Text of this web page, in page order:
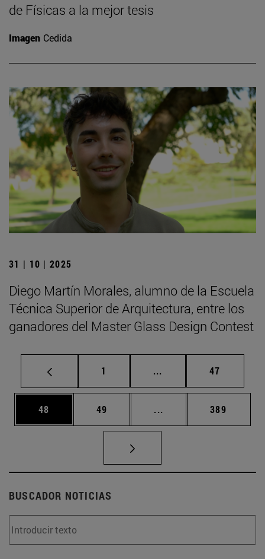
de Físicas a la mejor tesis
Imagen Cedida
31 | 10 | 2025
Diego Martín Morales, alumno de la Escuela
Técnica Superior de Arquitectura, entre los
ganadores del Master Glass Design Contest
Página
1 ... Páginas intermedias
Página
47
Página
48 Página
49 ... Páginas intermedias
Página
389
BUSCADOR NOTICIAS